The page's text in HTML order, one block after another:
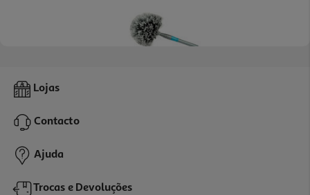
Espanador Actuel Cabo Telescópico
7,99 €
Lojas
Contacto
Ajuda
Trocas e Devoluções